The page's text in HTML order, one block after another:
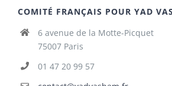
COMITÉ FRANÇAIS POUR YAD
6 avenue de la Motte-Picquet
75007 Paris
01 47 20 99 57